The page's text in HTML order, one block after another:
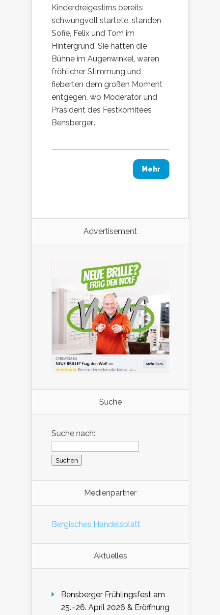
Kinderdreigestirns bereits
schwungvoll startete, standen
Sofie, Felix und Tom im
Hintergrund. Sie hatten die
Bühne im Augenwinkel, waren
fröhlicher Stimmung und
fieberten dem großen Moment
entgegen, wo Moderator und
Präsident des Festkomitees
Bensberger...
Mehr
Advertisement
Suche
Suche nach:
Medienpartner
Bergisches Handelsblatt
Aktuelles
Bensberger Frühlingsfest am
25.–26. April 2026 & Eröffnung